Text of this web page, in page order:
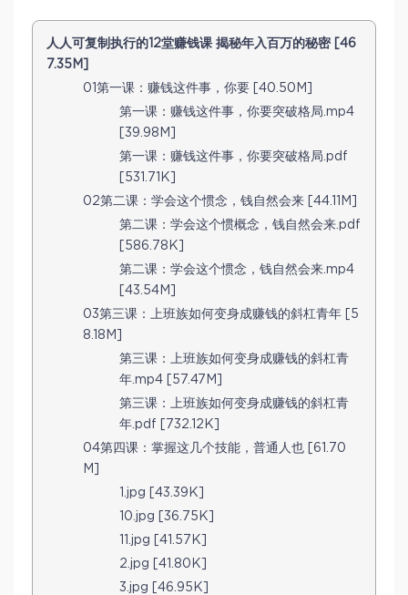
人人可复制执行的12堂赚钱课 揭秘年入百万的秘密 [46
7.35M]
01第一课：赚钱这件事，你要 [40.50M]
第一课：赚钱这件事，你要突破格局.mp4
[39.98M]
第一课：赚钱这件事，你要突破格局.pdf
[531.71K]
02第二课：学会这个惯念，钱自然会来 [44.11M]
第二课：学会这个惯概念，钱自然会来.pdf
[586.78K]
第二课：学会这个惯念，钱自然会来.mp4
[43.54M]
03第三课：上班族如何变身成赚钱的斜杠青年 [5
8.18M]
第三课：上班族如何变身成赚钱的斜杠青
年.mp4 [57.47M]
第三课：上班族如何变身成赚钱的斜杠青
年.pdf [732.12K]
04第四课：掌握这几个技能，普通人也 [61.70
M]
1.jpg [43.39K]
10.jpg [36.75K]
11.jpg [41.57K]
2.jpg [41.80K]
3.jpg [46.95K]